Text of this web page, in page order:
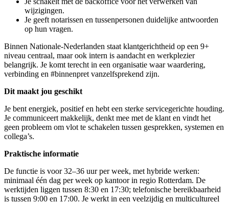
wijzigingen.
Je geeft notarissen en tussenpersonen duidelijke antwoorden
op hun vragen.
Binnen Nationale-Nederlanden staat klantgerichtheid op een 9+
niveau centraal, maar ook intern is aandacht en werkplezier
belangrijk. Je komt terecht in een organisatie waar waardering,
verbinding en #binnenpret vanzelfsprekend zijn.
Dit maakt jou geschikt
Je bent energiek, positief en hebt een sterke servicegerichte houding.
Je communiceert makkelijk, denkt mee met de klant en vindt het
geen probleem om vlot te schakelen tussen gesprekken, systemen en
collega’s.
Praktische informatie
De functie is voor 32–36 uur per week, met hybride werken:
minimaal één dag per week op kantoor in regio Rotterdam. De
werktijden liggen tussen 8:30 en 17:30; telefonische bereikbaarheid
is tussen 9:00 en 17:00. Je werkt in een veelzijdig en multicultureel